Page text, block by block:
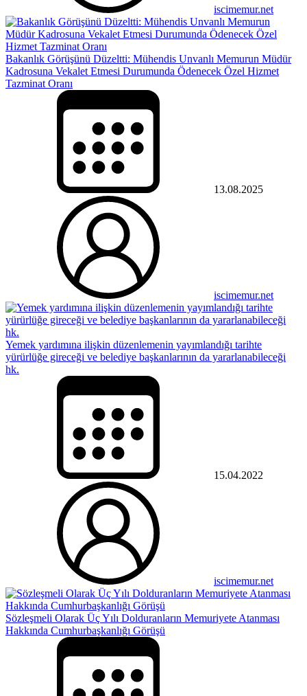
iscimemur.net
Bakanlık Görüşünü Düzeltti: Mühendis Unvanlı Memurun Müdür
Kadrosuna Vekalet Etmesi Durumunda Ödenecek Özel Hizmet
Tazminat Oranı
13.08.2025
iscimemur.net
Yemek yardımına ilişkin düzenlemenin yayımlandığı tarihte
yürürlüğe gireceği ve belediye başkanlarının da yararlanabileceği
hk.
15.04.2022
iscimemur.net
Sözleşmeli Olarak Üç Yılı Dolduranların Memuriyete Atanması
Hakkında Cumhurbaşkanlığı Görüşü